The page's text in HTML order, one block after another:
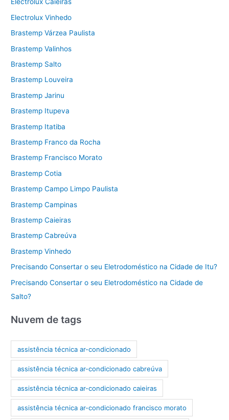
Electrolux Caieiras
Electrolux Vinhedo
Brastemp Várzea Paulista
Brastemp Valinhos
Brastemp Salto
Brastemp Louveira
Brastemp Jarinu
Brastemp Itupeva
Brastemp Itatiba
Brastemp Franco da Rocha
Brastemp Francisco Morato
Brastemp Cotia
Brastemp Campo Limpo Paulista
Brastemp Campinas
Brastemp Caieiras
Brastemp Cabreúva
Brastemp Vinhedo
Precisando Consertar o seu Eletrodoméstico na Cidade de Itu?
Precisando Consertar o seu Eletrodoméstico na Cidade de
Salto?
Nuvem de tags
assistência técnica ar-condicionado
assistência técnica ar-condicionado cabreúva
assistência técnica ar-condicionado caieiras
assistência técnica ar-condicionado francisco morato